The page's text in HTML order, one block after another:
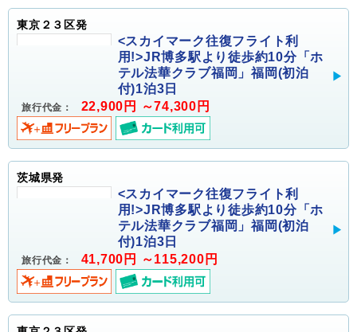
東京２３区発
<スカイマーク往復フライト利
用!>JR博多駅より徒歩約10分「ホ
テル法華クラブ福岡」福岡(初泊
付)1泊3日
旅行代金： 22,900円 ～74,300円
茨城県発
<スカイマーク往復フライト利
用!>JR博多駅より徒歩約10分「ホ
テル法華クラブ福岡」福岡(初泊
付)1泊3日
旅行代金： 41,700円 ～115,200円